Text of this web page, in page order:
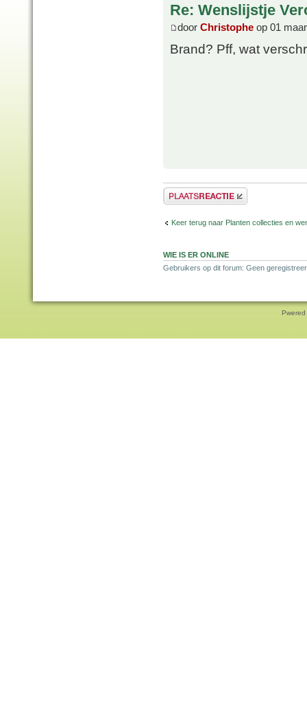
Re: Wenslijstje
door Christophe op 01
Brand? Pff, wat
Plaats een reactie
Keer terug naar Planten collecties en
WIE IS ER ONLINE
Gebruikers op dit forum: Geen